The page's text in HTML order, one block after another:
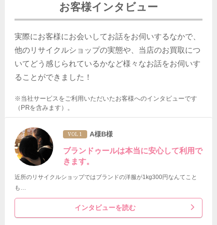
お客様インタビュー
実際にお客様にお会いしてお話をお伺いするなかで、
他のリサイクルショップの実態や、当店のお買取につ
いてどう感じられているかなど様々なお話をお伺いす
ることができました！
※当社サービスをご利用いただいたお客様へのインタビューです
（PRを含みます）。
VOL 1 A様B様
ブランドゥールは本当に安心して利用で
きます。
近所のリサイクルショップではブランドの洋服が1kg300円なんてこと
も…
インタビューを読む